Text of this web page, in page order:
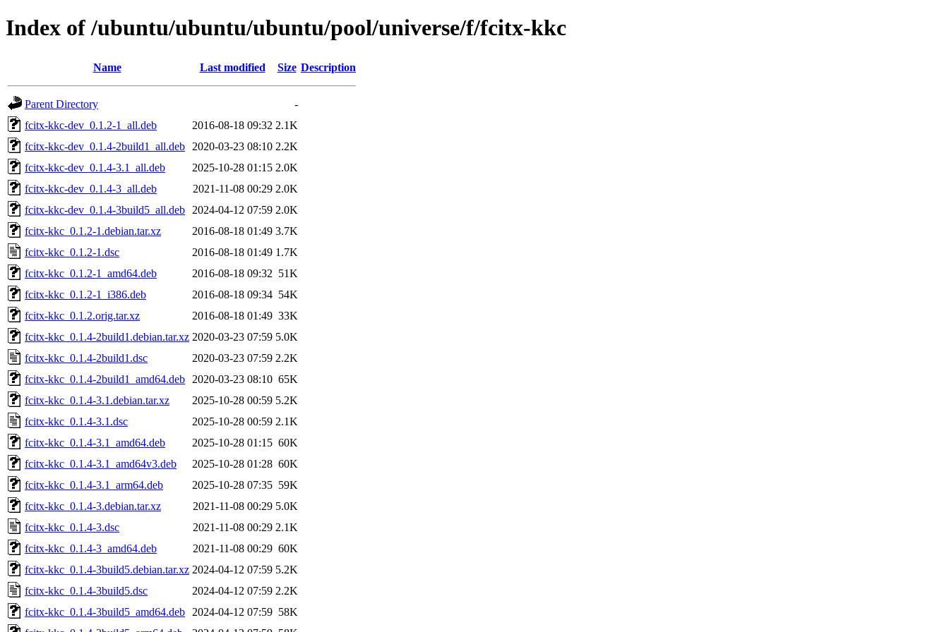
Index of /ubuntu/ubuntu/ubuntu/pool/universe/f/fcitx-kkc
Name Last modified Size Description
Parent Directory
-
fcitx-kkc-dev_0.1.2-1_all.deb
2016-08-18 09:32 2.1K
fcitx-kkc-dev_0.1.4-2build1_all.deb
2020-03-23 08:10 2.2K
fcitx-kkc-dev_0.1.4-3.1_all.deb
2025-10-28 01:15 2.0K
fcitx-kkc-dev_0.1.4-3_all.deb
2021-11-08 00:29 2.0K
fcitx-kkc-dev_0.1.4-3build5_all.deb
2024-04-12 07:59 2.0K
fcitx-kkc_0.1.2-1.debian.tar.xz
2016-08-18 01:49 3.7K
fcitx-kkc_0.1.2-1.dsc
2016-08-18 01:49 1.7K
fcitx-kkc_0.1.2-1_amd64.deb
2016-08-18 09:32 51K
fcitx-kkc_0.1.2-1_i386.deb
2016-08-18 09:34 54K
fcitx-kkc_0.1.2.orig.tar.xz
2016-08-18 01:49 33K
fcitx-kkc_0.1.4-2build1.debian.tar.xz 2020-03-23 07:59 5.0K
fcitx-kkc_0.1.4-2build1.dsc
2020-03-23 07:59 2.2K
fcitx-kkc_0.1.4-2build1_amd64.deb
2020-03-23 08:10 65K
fcitx-kkc_0.1.4-3.1.debian.tar.xz
2025-10-28 00:59 5.2K
fcitx-kkc_0.1.4-3.1.dsc
2025-10-28 00:59 2.1K
fcitx-kkc_0.1.4-3.1_amd64.deb
2025-10-28 01:15 60K
fcitx-kkc_0.1.4-3.1_amd64v3.deb
2025-10-28 01:28 60K
fcitx-kkc_0.1.4-3.1_arm64.deb
2025-10-28 07:35 59K
fcitx-kkc_0.1.4-3.debian.tar.xz
2021-11-08 00:29 5.0K
fcitx-kkc_0.1.4-3.dsc
2021-11-08 00:29 2.1K
fcitx-kkc_0.1.4-3_amd64.deb
2021-11-08 00:29 60K
fcitx-kkc_0.1.4-3build5.debian.tar.xz 2024-04-12 07:59 5.2K
fcitx-kkc_0.1.4-3build5.dsc
2024-04-12 07:59 2.2K
fcitx-kkc_0.1.4-3build5_amd64.deb
2024-04-12 07:59 58K